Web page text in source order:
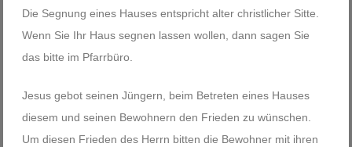
Die Segnung eines Hauses entspricht alter christlicher Sitte.
Wenn Sie Ihr Haus segnen lassen wollen, dann sagen Sie
das bitte im Pfarrbüro.
Jesus gebot seinen Jüngern, beim Betreten eines Hauses
diesem und seinen Bewohnern den Frieden zu wünschen.
Um diesen Frieden des Herrn bitten die Bewohner mit ihren